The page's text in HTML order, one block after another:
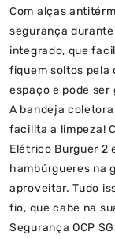
Com alças
segurança
integrado, que
fiquem soltos pela
espaço e pode ser
A bandeja
facilita a limpeza!
Elétrico Burguer 2
hambúrgueres na
aproveitar. Tudo
fio, que cabe na
Segurança OCP